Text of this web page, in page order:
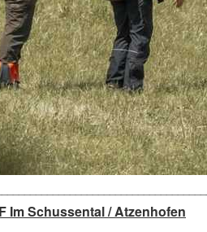
Im Schussental / Atzenhofen